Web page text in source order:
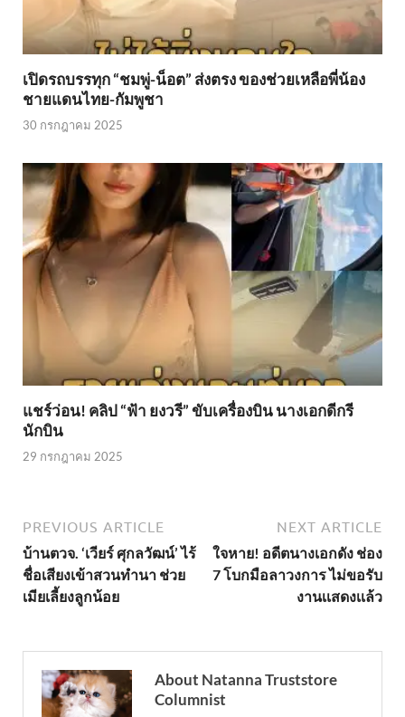
เปิดรถบรรทุก “ชมพู่-น็อต” ส่งตรง ของช่วยเหลือพี่น้อง
ชายแดนไทย-กัมพูชา
30 กรกฎาคม 2025
แชร์ว่อน! คลิป “ฟ้า ยงวรี” ขับเครื่องบิน นางเอกดีกรี
นักบิน
29 กรกฎาคม 2025
PREVIOUS ARTICLE
บ้านตวจ. ‘เวียร์ ศุกลวัฒน์’ ไร้
ชื่อเสียงเข้าสวนทำนา ช่วย
เมียเลี้ยงลูกน้อย
NEXT ARTICLE
ใจหาย! อดีตนางเอกดัง ช่อง
7 โบกมือลาวงการ ไม่ขอรับ
งานเเสดงเเล้ว
About Natanna Truststore
Columnist